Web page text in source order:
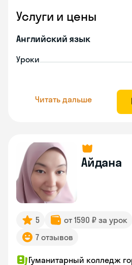
Услуги и цены
Английский язык
Уроки
Читать дальше
Айдана
5 от 1590 ₽ за урок
7 отзывов
Гуманитарный колледж